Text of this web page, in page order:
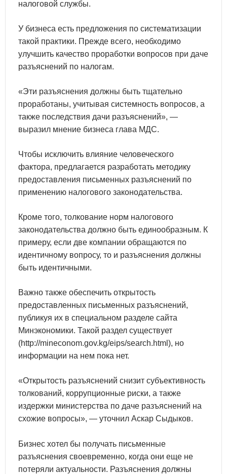
налоговой службы.
У бизнеса есть предложения по систематизации
такой практики. Прежде всего, необходимо
улучшить качество проработки вопросов при даче
разъяснений по налогам.
«Эти разъяснения должны быть тщательно
проработаны, учитывая системность вопросов, а
также последствия дачи разъяснений», —
выразил мнение бизнеса глава МДС.
Чтобы исключить влияние человеческого
фактора, предлагается разработать методику
предоставления письменных разъяснений по
применению налогового законодательства.
Кроме того, толкование норм налогового
законодательства должно быть единообразным. К
примеру, если две компании обращаются по
идентичному вопросу, то и разъяснения должны
быть идентичными.
Важно также обеспечить открытость
предоставленных письменных разъяснений,
публикуя их в специальном разделе сайта
Минэкономики. Такой раздел существует
(http://mineconom.gov.kg/eips/search.html), но
информации на нем пока нет.
«Открытость разъяснений снизит субъективность
толкований, коррупционные риски, а также
издержки министерства по даче разъяснений на
схожие вопросы», — уточнил Аскар Сыдыков.
Бизнес хотел бы получать письменные
разъяснения своевременно, когда они еще не
потеряли актуальности. Разъяснения должны